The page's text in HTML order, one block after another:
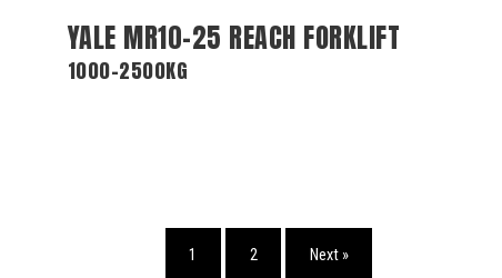
YALE MR10-25 REACH FORKLIFT
1000-2500KG
1 2 Next »